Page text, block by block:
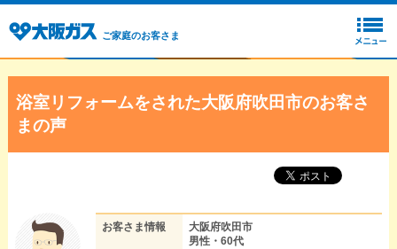
ご家庭のお客さま
浴室リフォームをされた大阪府吹田市のお客さ
まの声
お客さま情報
大阪府吹田市
男性・60代